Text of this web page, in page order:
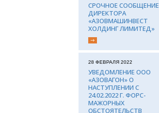
СРОЧНОЕ СООБЩЕНИЕ
ДИРЕКТОРА
«АЗОВМАШИНВЕСТ
ХОЛДИНГ ЛИМИТЕД»
28 ФЕВРАЛЯ 2022
УВЕДОМЛЕНИЕ ООО
«АЗОВАГОН» О
НАСТУПЛЕНИИ С
24.02.2022 Г. ФОРС-
МАЖОРНЫХ
ОБСТОЯТЕЛЬСТВ